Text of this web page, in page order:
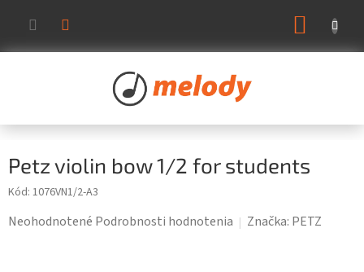
obsah
Petz violin bow 1/2 for students
Kód: 1076VN1/2-A3
Priemerné
Neohodnotené Podrobnosti hodnotenia Značka: PETZ